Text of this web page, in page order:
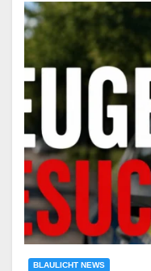
BLAULICHT NEWS